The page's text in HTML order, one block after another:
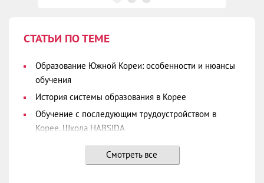
СТАТЬИ ПО ТЕМЕ
Образование Южной Кореи: особенности и нюансы
обучения
История системы образования в Корее
Обучение с последующим трудоустройством в
Корее. Школа HABSIDA
Инха Университет (Inha University)
Частные школы для изучения корейского языка 어
Смотреть все